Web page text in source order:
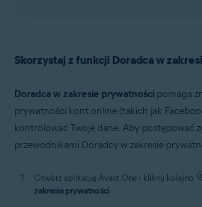
Skorzystaj z funkcji Doradca w
Doradca w zakresie prywatności pomaga
prywatności kont online (takich jak
kontrolować Twoje dane. Aby postępować
przewodnikami Doradcy w zakresie
Otwórz aplikację Avast One i kliknij kolejno
zakresie prywatności